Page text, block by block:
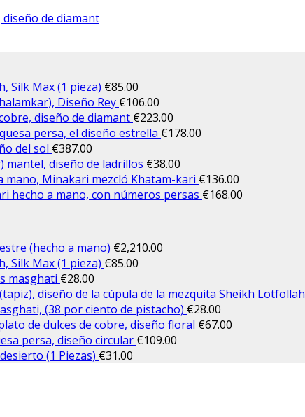
diseño de diamant
Silk Max (1 pieza) €85.00
Diseño Rey €106.00
diseño de diamant €223.00
persa, el diseño estrella €178.00
del sol €387.00
mantel, diseño de ladrillos €38.00
mano, Minakari mezcló Khatam-kari €136.00
hecho a mano, con números persas €168.00
(hecho a mano) €2,210.00
Silk Max (1 pieza) €85.00
masghati €28.00
diseño de la cúpula de la mezquita Sheikh Lotfollah
(38 por ciento de pistacho) €28.00
de dulces de cobre, diseño floral €67.00
persa, diseño circular €109.00
(1 Piezas) €31.00